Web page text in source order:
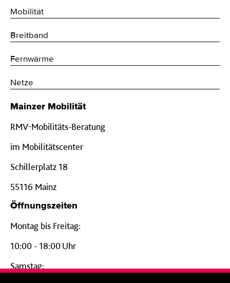
Mobilität
Breitband
Fernwärme
Netze
Mainzer Mobilität
RMV-Mobilitäts-Beratung
im Mobilitätscenter
Schillerplatz 18
55116 Mainz
Öffnungszeiten
Montag bis Freitag:
10:00 - 18:00 Uhr
Samstag: